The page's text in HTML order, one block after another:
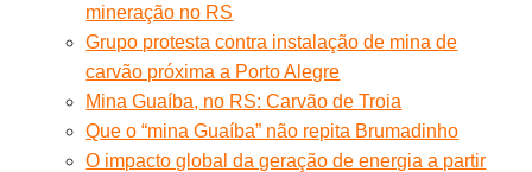
mineração no RS
Grupo protesta contra instalação de mina de
carvão próxima a Porto Alegre
Mina Guaíba, no RS: Carvão de Troia
Que o “mina Guaíba” não repita Brumadinho
O impacto global da geração de energia a partir